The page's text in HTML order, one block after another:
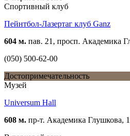
Спортивный клуб
Пейнтбол-Лазертаг клуб Ganz
604 м. пав. 21, просп. Академика
(050) 500-62-00
Достопримечательность
Музей
Universum Hall
608 м. пр-т. Академика Глушкова, 1